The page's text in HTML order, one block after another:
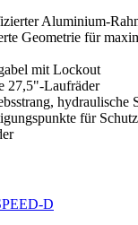
Aluminium-
Geometrie für
mit Lockout
27,5"-Laufräder
hydraulische
für
D